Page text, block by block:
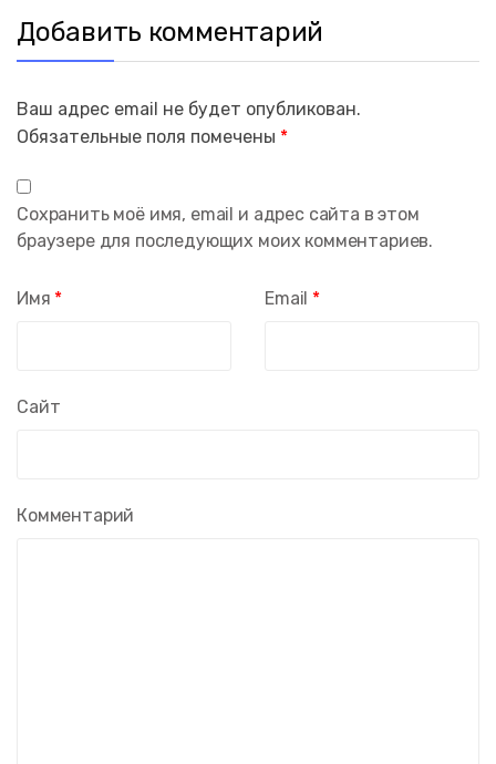
Добавить комментарий
Ваш адрес email не будет опубликован.
Обязательные поля помечены *
Комментарий
Имя * Email *
Сайт
Сохранить моё имя, email и адрес сайта в этом
браузере для последующих моих комментариев.